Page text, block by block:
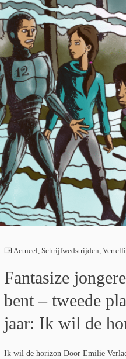
Actueel ,Schrijfwedstrijden ,
Fantasize
bent – tweede
jaar: Ik wil de
Ik wil de horizon Door Emilie